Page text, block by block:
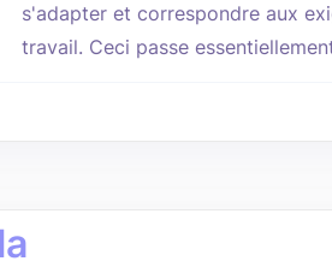
s'adapter et correspondre aux
travail. Ceci passe